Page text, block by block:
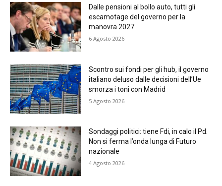
Dalle pensioni al bollo auto, tutti gli
escamotage del governo per la
manovra 2027
6 Agosto 2026
Scontro sui fondi per gli hub, il governo
italiano deluso dalle decisioni dell’Ue
smorza i toni con Madrid
5 Agosto 2026
Sondaggi politici: tiene Fdi, in calo il Pd.
Non si ferma l’onda lunga di Futuro
nazionale
4 Agosto 2026